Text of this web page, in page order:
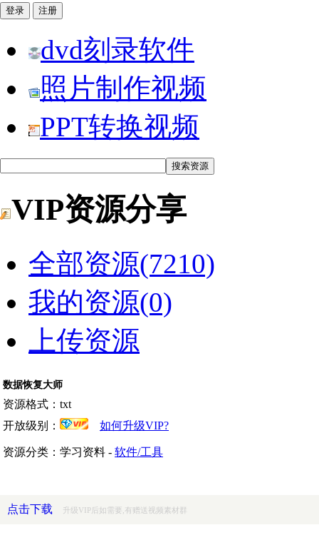
dvd刻录软件
照片制作视频
PPT转换视频
VIP资源分享
全部资源(7210)
我的资源(0)
上传资源
数据恢复大师
资源格式：txt
开放级别：
如何升级VIP?
资源分类：学习资料 - 软件/工具
点击下载 升级VIP后如需要,有赠送视频素材群